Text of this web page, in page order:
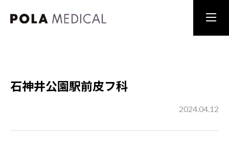
石神井公園駅前皮フ科
2024.04.12